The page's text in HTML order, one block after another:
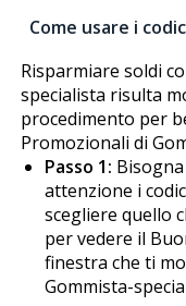
Come usare i
Risparmiare soldi
specialista risulta
procedimento per
Promozionali di
Passo 1:
attenzione i
scegliere quello
per vedere il
finestra che ti
Gommista-